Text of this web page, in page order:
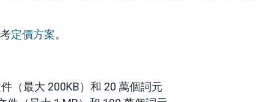
定價方案。
（最大 200KB）和 20 萬個詞元